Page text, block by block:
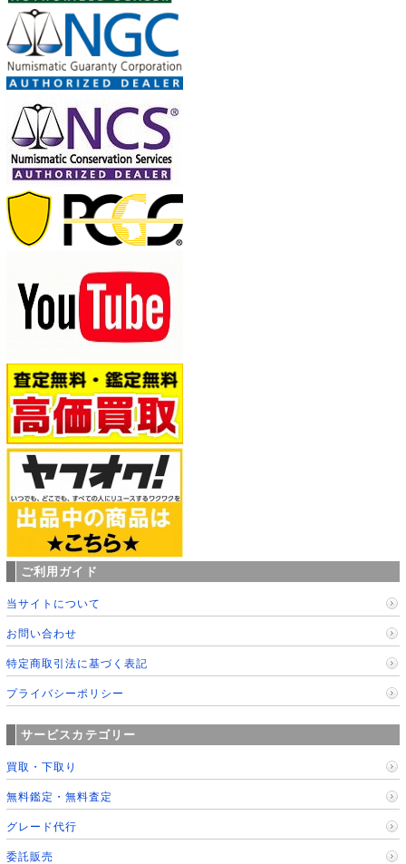
ご利用ガイド
当サイトについて
お問い合わせ
特定商取引法に基づく表記
プライバシーポリシー
サービスカテゴリー
買取・下取り
無料鑑定・無料査定
グレード代行
委託販売